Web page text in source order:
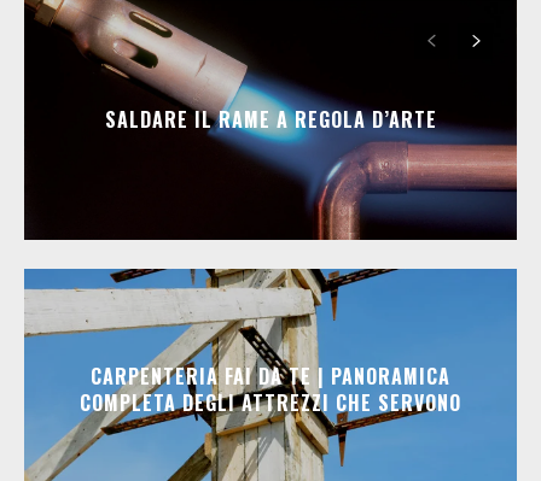
SALDARE IL RAME A REGOLA D’ARTE
CARPENTERIA FAI DA TE | PANORAMICA
COMPLETA DEGLI ATTREZZI CHE SERVONO